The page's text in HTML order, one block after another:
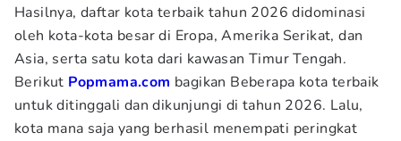
Hasilnya, daftar kota terbaik tahun 2026 didominasi
oleh kota-kota besar di Eropa, Amerika Serikat, dan
Asia, serta satu kota dari kawasan Timur Tengah.
Berikut Popmama.com bagikan Beberapa kota terbaik
untuk ditinggali dan dikunjungi di tahun 2026. Lalu,
kota mana saja yang berhasil menempati peringkat